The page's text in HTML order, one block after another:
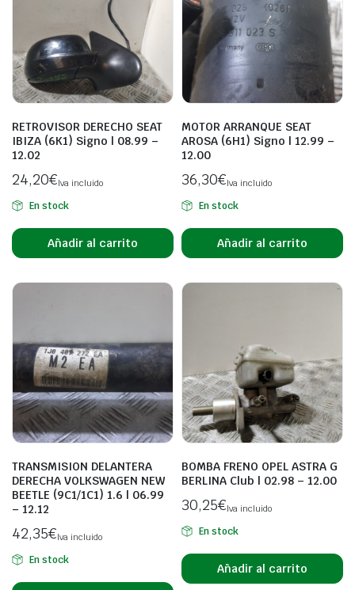
RETROVISOR DERECHO SEAT
IBIZA (6K1) Signo | 08.99 –
12.02
24,20€Iva incluido
En stock
Añadir al carrito
MOTOR ARRANQUE SEAT
AROSA (6H1) Signo | 12.99 –
12.00
36,30€Iva incluido
En stock
Añadir al carrito
TRANSMISION DELANTERA
DERECHA VOLKSWAGEN NEW
BEETLE (9C1/1C1) 1.6 | 06.99
– 12.12
42,35€Iva incluido
En stock
BOMBA FRENO OPEL ASTRA G
BERLINA Club | 02.98 – 12.00
30,25€Iva incluido
En stock
Añadir al carrito